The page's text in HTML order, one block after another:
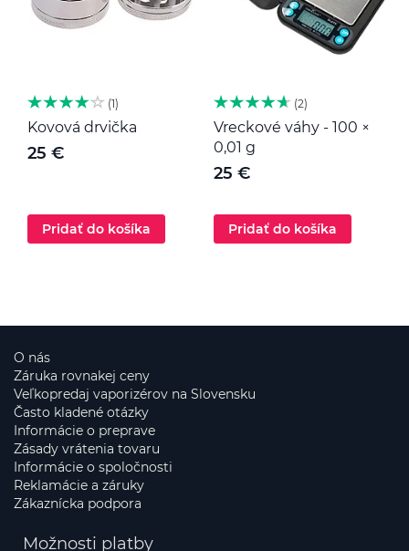
1
Kovová drvička
25 €
Pridať do košíka
2
Vreckové váhy - 100 ×
0,01 g
25 €
Pridať do košíka
O nás
Záruka rovnakej ceny
Veľkopredaj vaporizérov na Slovensku
Často kladené otázky
Informácie o preprave
Zásady vrátenia tovaru
Informácie o spoločnosti
Reklamácie a záruky
Zákaznícka podpora
Možnosti platby